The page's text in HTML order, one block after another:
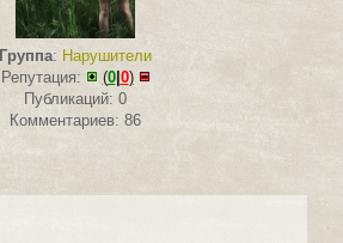
Группа: Нарушители
Репутация:
(0| 0)
Публикаций: 0
Комментариев: 86